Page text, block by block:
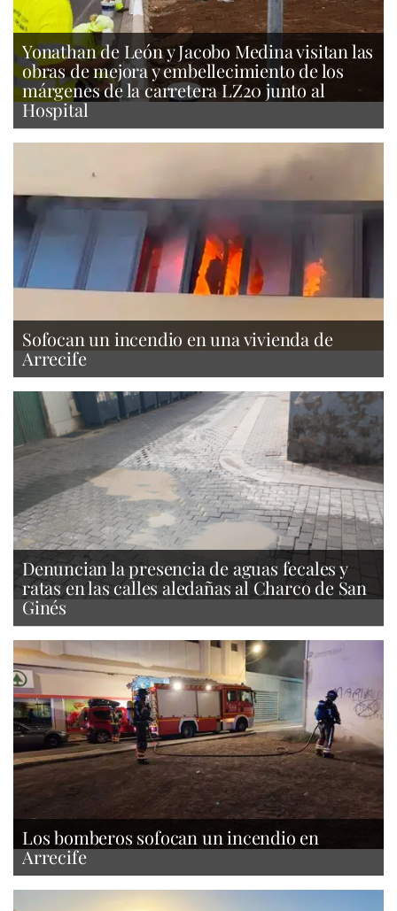
Yonathan de León y Jacobo Medina visitan las
obras de mejora y embellecimiento de los
márgenes de la carretera LZ20 junto al
Hospital
Sofocan un incendio en una vivienda de
Arrecife
Denuncian la presencia de aguas fecales y
ratas en las calles aledañas al Charco de San
Ginés
Los bomberos sofocan un incendio en
Arrecife